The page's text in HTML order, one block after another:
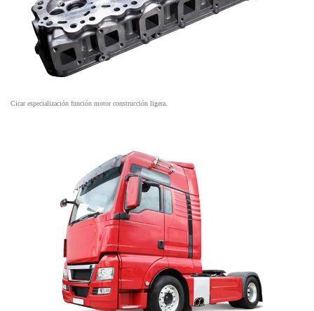
Cicar especialización función motor construcción ligera.